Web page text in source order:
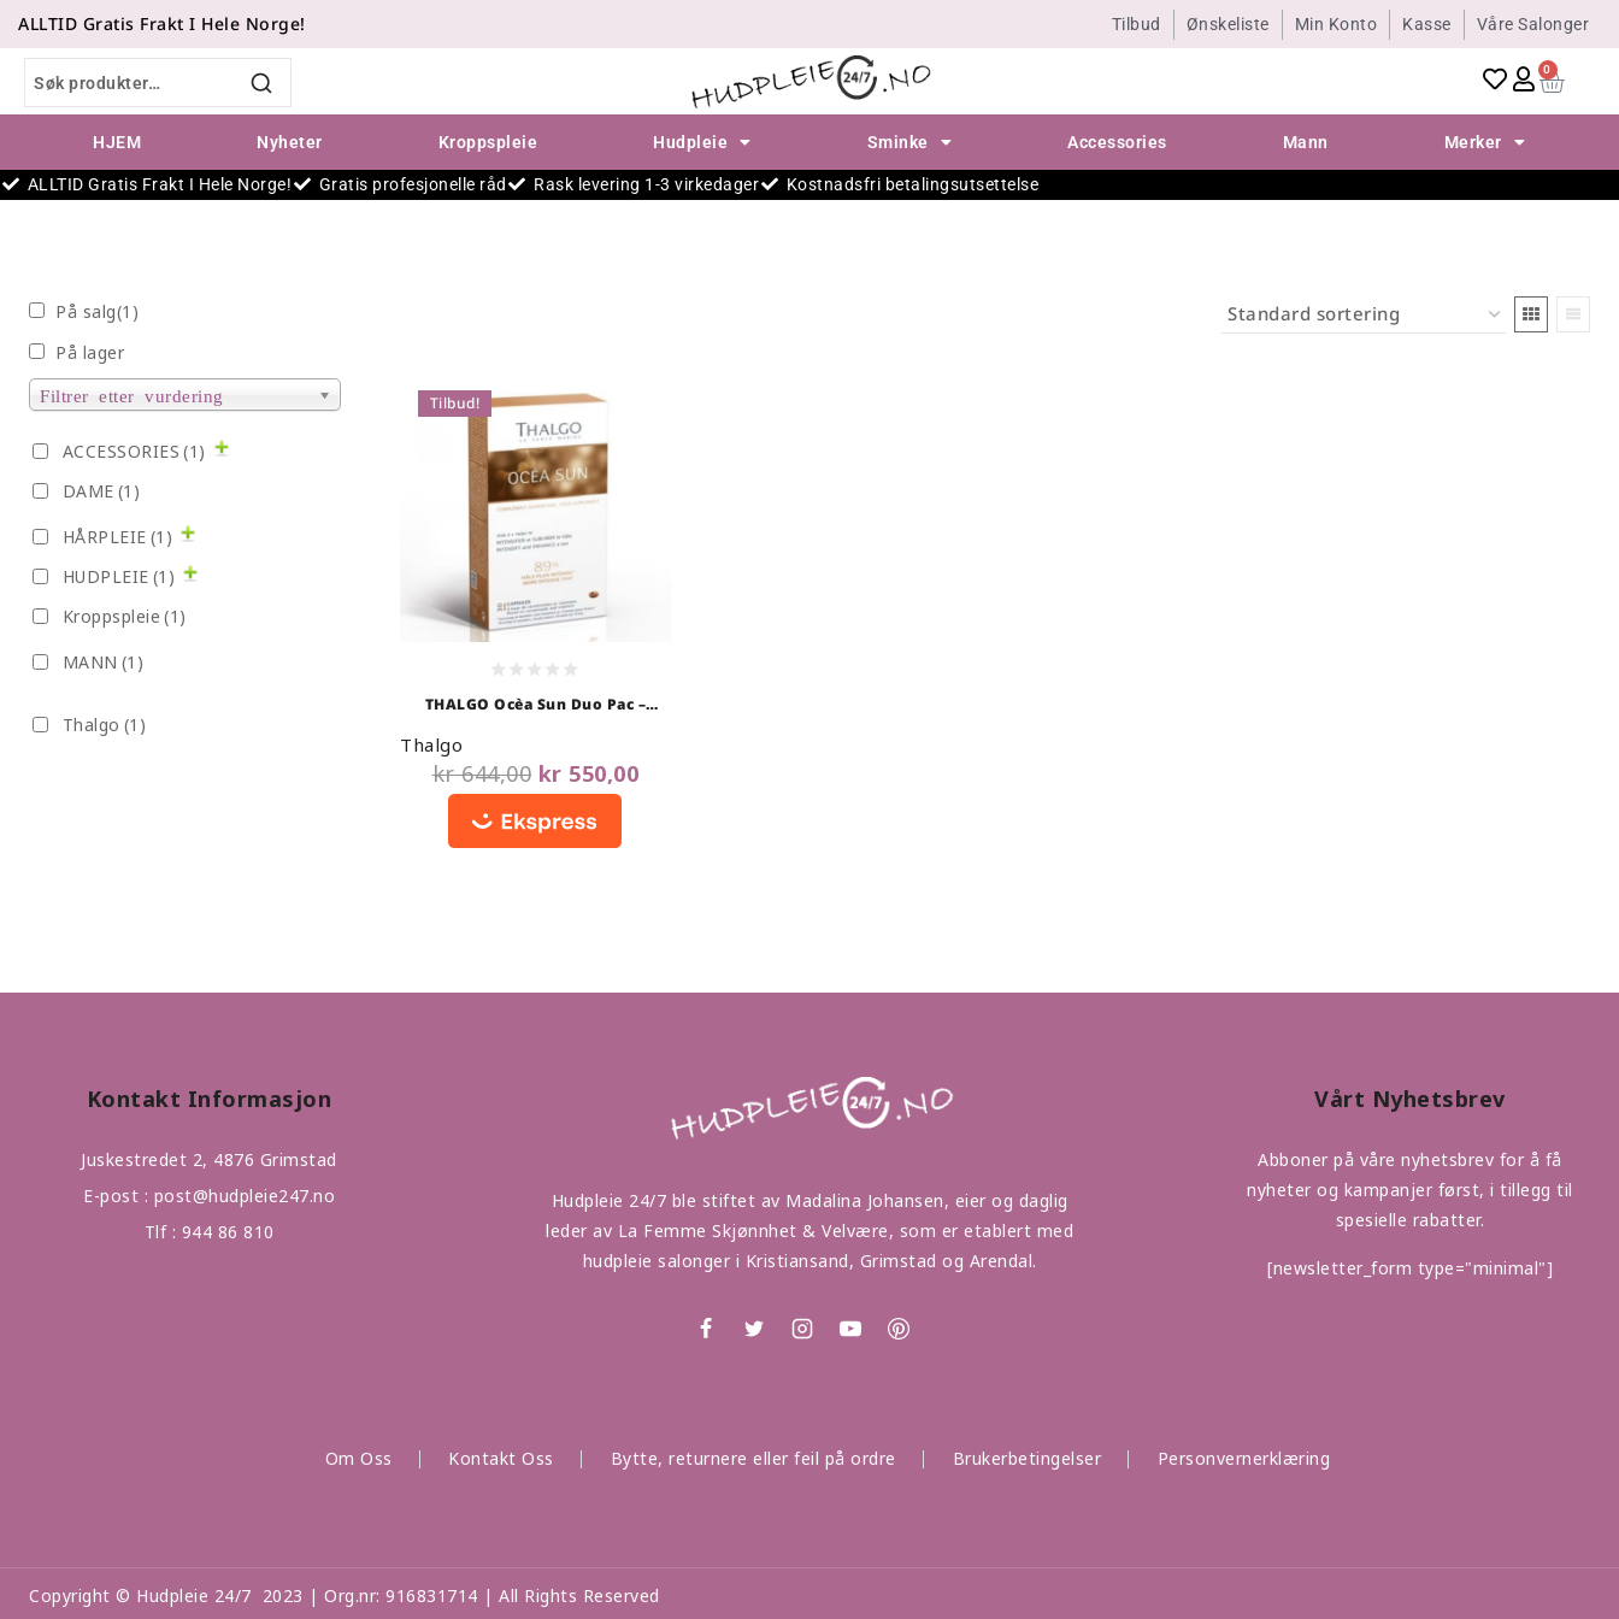
ALLTID Gratis Frakt I Hele Norge! Tilbud Ønskeliste Min Konto Kasse Våre Salonger
SØK
0
HJEM Nyheter Kroppspleie Hudpleie Sminke Accessories Mann Merker
ALLTID Gratis Frakt I Hele Norge! Gratis profesjonelle råd Rask levering 1-3 virkedager Kostnadsfri betalingsutsettelse
Tilbud!
0
out
THALGO Ocèa Sun Duo Pac –
Thalgo
kr644,00 kr 550,00
På salg(1)
På lager
Filtrer etter vurdering
ACCESSORIES (1)
DAME (1)
HÅRPLEIE (1)
HUDPLEIE (1)
Kroppspleie (1)
MANN (1)
Thalgo (1)
Kontakt Informasjon
Juskestredet 2, 4876 Grimstad
E-post : post@hudpleie247.no
Tlf : 944 86 810
Hudpleie 24/7 ble stiftet av Madalina Johansen, eier og daglig
leder av La Femme Skjønnhet & Velvære, som er etablert med
hudpleie salonger i Kristiansand, Grimstad og Arendal.
Vårt Nyhetsbrev
Abboner på våre nyhetsbrev for å få
nyheter og kampanjer først, i tillegg til
spesielle rabatter.
[newsletter_form type="minimal"]
Om Oss Kontakt Oss Bytte, returnere eller feil på ordre Brukerbetingelser Personvernerklæring
Copyright © Hudpleie 24/7 2023 | Org.nr: 916831714 | All Rights Reserved